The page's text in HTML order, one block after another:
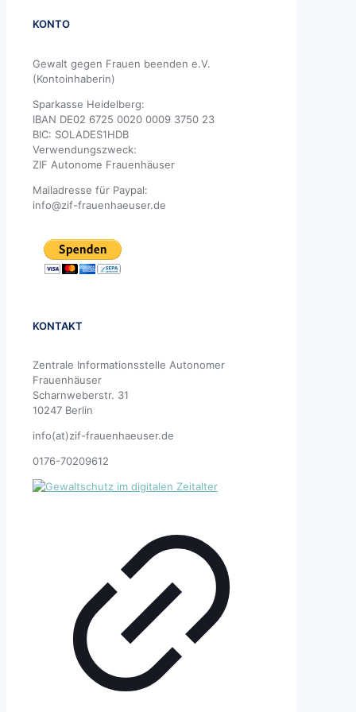
KONTO
Gewalt gegen Frauen beenden e.V.
(Kontoinhaberin)
Sparkasse Heidelberg:
IBAN DE02 6725 0020 0009 3750 23
BIC: SOLADES1HDB
Verwendungszweck:
ZIF Autonome Frauenhäuser
Mailadresse für Paypal:
info@zif-frauenhaeuser.de
KONTAKT
Zentrale Informationsstelle Autonomer
Frauenhäuser
Scharnweberstr. 31
10247 Berlin
info(at)zif-frauenhaeuser.de
0176-70209612